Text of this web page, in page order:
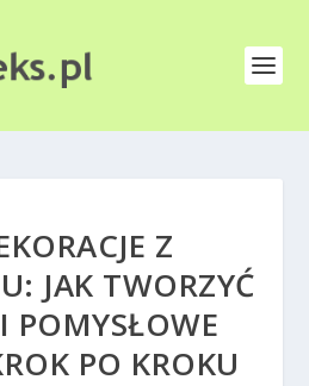
Z
JAK TWORZYĆ
POMYSŁOWE
PO KROKU